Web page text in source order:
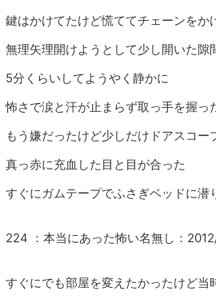
鍵はかけてたけど慌ててチェーンをか
無理矢理開けようとして少し開いた隙
5分くらいしてようやく静かに
怖さで涙と汗が止まらず取っ手を握っ
もう嫌だったけど少しだけドアスコー
真っ赤に充血した目と目が合った
すぐにガムテープでふさぎベッドに潜
224 ：本当にあった怖い名無し：
すぐにでも部屋を変えたかったけど当